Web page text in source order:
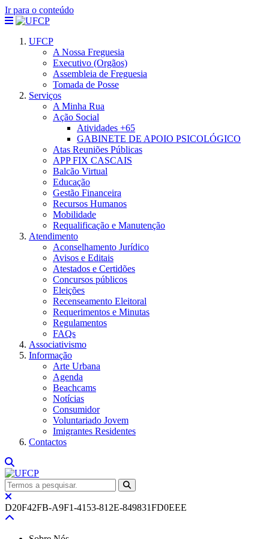
Ir para o conteúdo
UFCP
A Nossa Freguesia
Executivo (Orgãos)
Assembleia de Freguesia
Tomada de Posse
Serviços
A Minha Rua
Ação Social
Atividades +65
GABINETE DE APOIO PSICOLÓGICO
Atas Reuniões Públicas
APP FIX CASCAIS
Balcão Virtual
Educação
Gestão Financeira
Recursos Humanos
Mobilidade
Requalificação e Manutenção
Atendimento
Aconselhamento Jurídico
Avisos e Editais
Atestados e Certidões
Concursos públicos
Eleições
Recenseamento Eleitoral
Requerimentos e Minutas
Regulamentos
FAQs
Associativismo
Informação
Arte Urbana
Agenda
Beachcams
Notícias
Consumidor
Voluntariado Jovem
Imigrantes Residentes
Contactos
D20F42FB-A9F1-4153-812E-849831FD0EEE